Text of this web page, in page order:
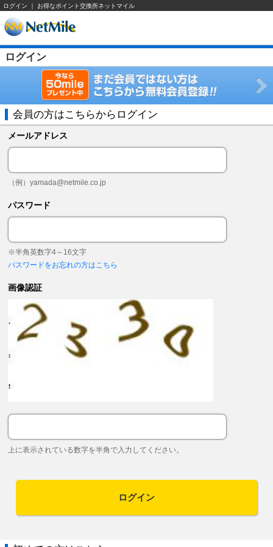
ログイン ｜ お得なポイント交換所ネットマイル
ログイン
会員の方はこちらからログイン
メールアドレス
（例）yamada@netmile.co.jp
パスワード
※半角英数字4～16文字
パスワードをお忘れの方はこちら
画像認証
上に表示されている数字を半角で入力してください。